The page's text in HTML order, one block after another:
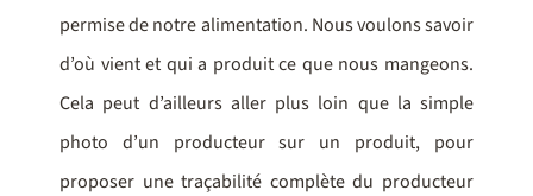
permise de notre alimentation. Nous voulons savoir
d’où vient et qui a produit ce que nous mangeons.
Cela peut d’ailleurs aller plus loin que la simple
photo d’un producteur sur un produit, pour
proposer une traçabilité complète du producteur